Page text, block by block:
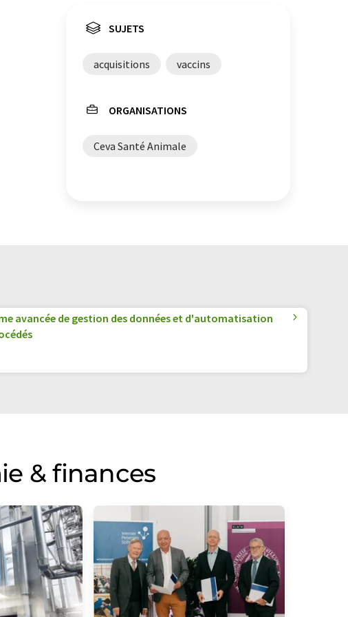
SUJETS
acquisitions vaccins
ORGANISATIONS
Ceva Santé Animale
avancée de gestion des données et d'automatisation
& finances